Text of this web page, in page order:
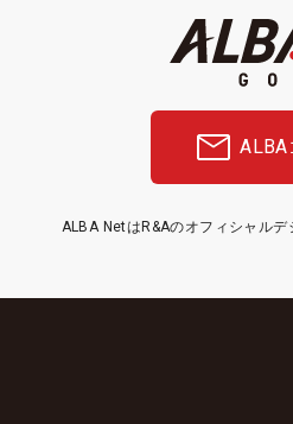
ALBA
ALBA NetはR&Aのオフィシャルデ